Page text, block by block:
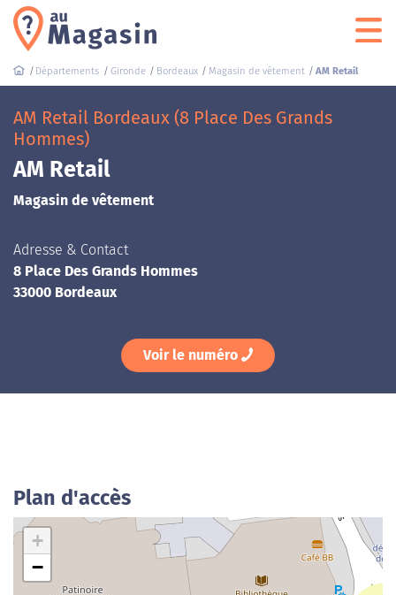
Départements Gironde Bordeaux Magasin de vêtement AM Retail
AM Retail Bordeaux (8 Place Des Grands
Hommes)
AM Retail
Magasin de vêtement
Adresse & Contact
8 Place Des Grands Hommes
33000 Bordeaux
Voir le numéro
Plan d'accès
+
−